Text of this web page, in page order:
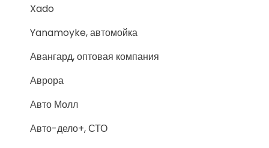
Xado
Yanamoyke, автомойка
Авангард, оптовая компания
Аврора
Авто Молл
Авто-дело+, СТО